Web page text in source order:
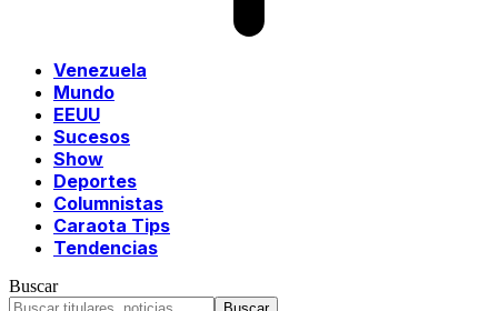
Venezuela
Mundo
EEUU
Sucesos
Show
Deportes
Columnistas
Caraota Tips
Tendencias
Buscar